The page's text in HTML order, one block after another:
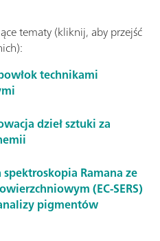
tematy (kliknij, aby przejść
technikami
dzieł sztuki za
Ramana ze
(EC-SERS)
pigmentów